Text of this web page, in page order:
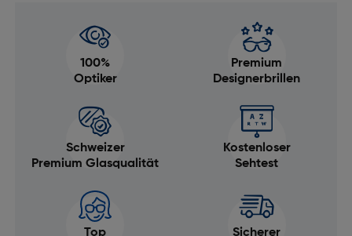
100%
Optiker
Premium
Designerbrillen
Schweizer
Premium Glasqualität
Kostenloser
Sehtest
Top
Sicherer